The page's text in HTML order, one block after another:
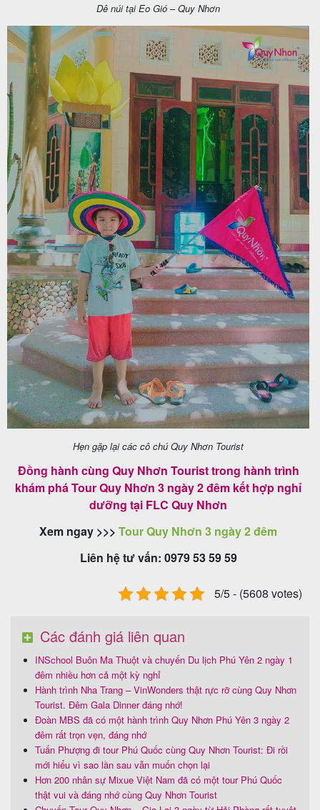
Dê núi tại Eo Gió – Quy Nhơn
Hẹn gặp lại các cô chú Quy Nhơn Tourist
Đồng hành cùng Quy Nhơn Tourist trong hành trình
khám phá Tour Quy Nhơn 3 ngày 2 đêm kết hợp nghỉ
dưỡng tại FLC Quy Nhơn
Xem ngay >>> Tour Quy Nhơn 3 ngày 2 đêm
Liên hệ tư vấn: 0979 53 59 59
5/5 - (5608 votes)
Các đánh giá liên quan
INSchool Buôn Ma Thuột và chuyến Du lịch Phú Yên 2 ngày 1
đêm nhiều hơn cả một kỳ nghỉ
Hành trình Nha Trang – VinWonders thật rực rỡ cùng Quy Nhơn
Tourist. Đêm Gala Dinner đáng nhớ!
Đoàn MBS đã có một hành trình Quy Nhơn Phú Yên 3 ngày 2
đêm rất trọn vẹn, đáng nhớ
Tuấn Phượng đi tour Phú Quốc cùng Quy Nhơn Tourist: Đi rồi
mới hiểu vì sao lần sau vẫn muốn chọn lại
Hơn 200 nhân sự Mixue Việt Nam đã có một tour Phú Quốc
thật vui và đáng nhớ cùng Quy Nhơn Tourist